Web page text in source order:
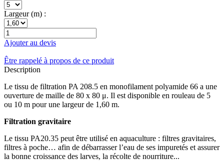
Largeur (m) :
Ajouter au devis
Être rappelé à propos de ce produit
Description
Le tissu de filtration PA 208.5 en monofilament polyamide 66 a une
ouverture de maille de 80 x 80 μ. Il est disponible en rouleau de 5
ou 10 m pour une largeur de 1,60 m.
Filtration gravitaire
Le tissu PA20.35 peut être utilisé en aquaculture : filtres gravitaires,
filtres à poche… afin de débarrasser l’eau de ses impuretés et assurer
la bonne croissance des larves, la récolte de nourriture...